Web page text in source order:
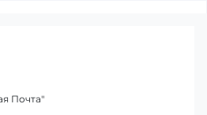
Почта"